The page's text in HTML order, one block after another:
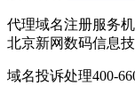
代理域名注册服务
北京新网数码信息
域名投诉处理400-